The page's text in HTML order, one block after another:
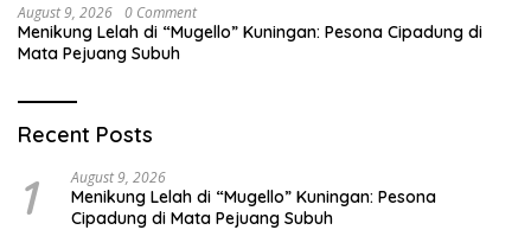
August 9, 2026 0 Comment
Menikung Lelah di “Mugello” Kuningan: Pesona Cipadung di
Mata Pejuang Subuh
Recent Posts
1 August 9, 2026
Menikung Lelah di “Mugello” Kuningan: Pesona
Cipadung di Mata Pejuang Subuh